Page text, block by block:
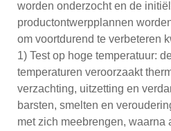
worden onderzocht en de
productontwerpplannen
om voortdurend te verbeteren
1) Test op hoge temperatuur:
temperaturen veroorzaakt
verzachting, uitzetting en
barsten, smelten en
met zich meebrengen, waarna